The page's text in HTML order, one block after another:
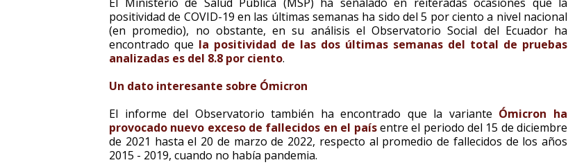
positividad de COVID-19 en las últimas semanas ha sido del 5 por ciento a nivel nacional
(en promedio), no obstante, en su análisis el Observatorio Social del Ecuador ha
encontrado que la positividad de las dos últimas semanas del total de pruebas
analizadas es del 8.8 por ciento.
Un dato interesante sobre Ómicron
El informe del Observatorio también ha encontrado que la variante Ómicron ha
provocado nuevo exceso de fallecidos en el paísentre el periodo del 15 de diciembre
de 2021 hasta el 20 de marzo de 2022, respecto al promedio de fallecidos de los años
2015 - 2019, cuando no había pandemia.